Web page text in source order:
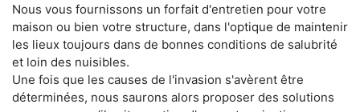
Nous vous fournissons un forfait d'entretien pour votre
maison ou bien votre structure, dans l'optique de maintenir
les lieux toujours dans de bonnes conditions de salubrité
et loin des nuisibles.
Une fois que les causes de l'invasion s'avèrent être
déterminées, nous saurons alors proposer des solutions